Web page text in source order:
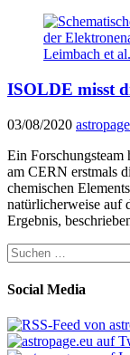
ISOLDE misst
03/08/2020
Ein
am CERN erstmals
chemischen
natürlicherweise auf
Ergebnis,
Suchen
nach:
Social Media